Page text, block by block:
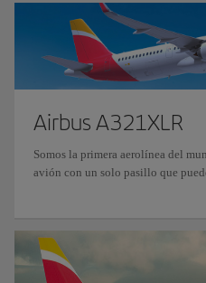
Airbus A321XLR
Somos la primera aerolínea del
avión con un solo pasillo que